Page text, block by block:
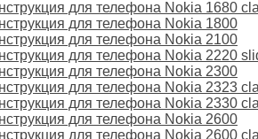
для телефона Nokia 1680
для телефона Nokia 1800
для телефона Nokia 2100
для телефона Nokia 2220
для телефона Nokia 2300
для телефона Nokia 2323
для телефона Nokia 2330
для телефона Nokia 2600
для телефона Nokia 2600